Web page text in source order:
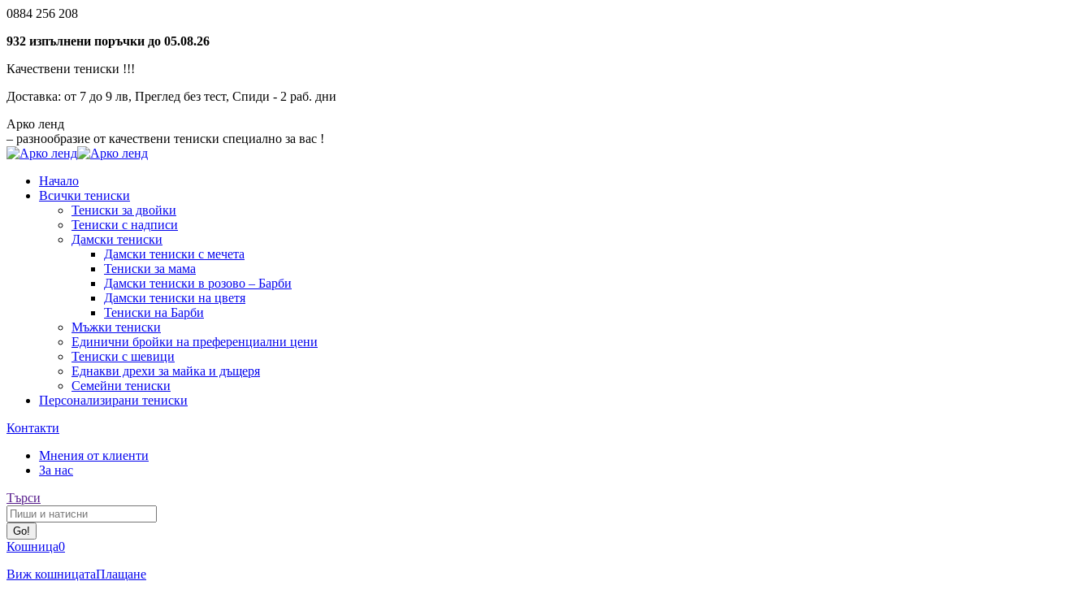
Skip
content
0884 256 208
932 изпълнени поръчки до 05.08.26
Качествени тениски !!!
Доставка: от 7 до 9 лв, Преглед без тест, Спиди - 2 раб. дни
Aрко ленд
– разнообразие от качествени тениски специално за вас !
Начало
Всички тениски
Тениски за двойки
Тениски с надписи
Дамски тениски
Дамски тениски с мечета
Тениски за мама
Дамски тениски в розово – Барби
Дамски тениски на цветя
Тениски на Барби
Мъжки тениски
Единични бройки на преференциални цени
Тениски с шевици
Еднакви дрехи за майка и дъщеря
Семейни тениски
Персонализирани тениски
Facebook
opens
window
Контакти
Мнения от клиенти
За нас
Search:
Търси
Кошница0
Виж кошницатаПлащане